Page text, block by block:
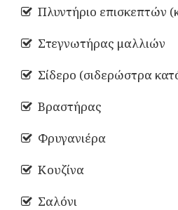
Πλυντήριο επισκεπτών
Στεγνωτήρας μαλλιών
Σίδερο (σιδερώστρα
Βραστήρας
Φρυγανιέρα
Κουζίνα
Σαλόνι